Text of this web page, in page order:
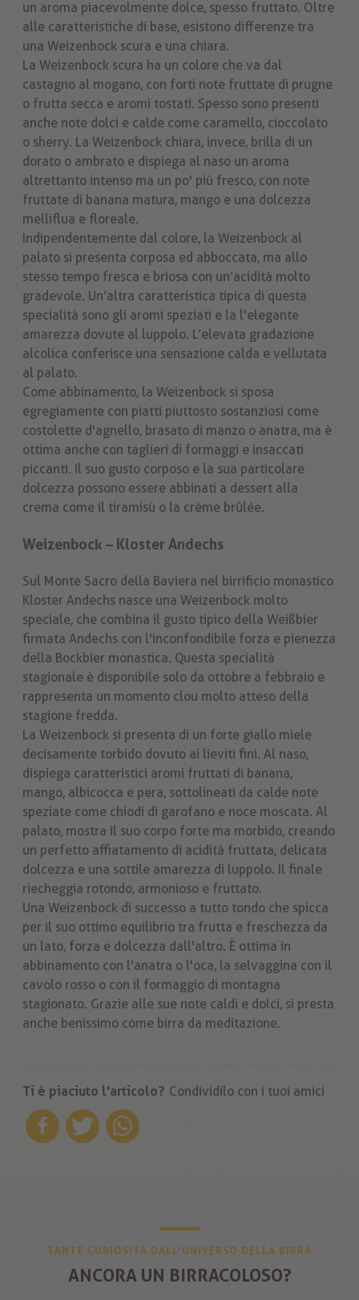
un aroma piacevolmente dolce, spesso fruttato. Oltre
alle caratteristiche di base, esistono differenze tra
una Weizenbock scura e una chiara.
La Weizenbock scura ha un colore che va dal
castagno al mogano, con forti note fruttate di prugne
o frutta secca e aromi tostati. Spesso sono presenti
anche note dolci e calde come caramello, cioccolato
o sherry. La Weizenbock chiara, invece, brilla di un
dorato o ambrato e dispiega al naso un aroma
altrettanto intenso ma un po' più fresco, con note
fruttate di banana matura, mango e una dolcezza
melliflua e floreale.
Indipendentemente dal colore, la Weizenbock al
palato si presenta corposa ed abboccata, ma allo
stesso tempo fresca e briosa con un’acidità molto
gradevole. Un’altra caratteristica tipica di questa
specialità sono gli aromi speziati e la l'elegante
amarezza dovute al luppolo. L’elevata gradazione
alcolica conferisce una sensazione calda e vellutata
al palato.
Come abbinamento, la Weizenbock si sposa
egregiamente con piatti piuttosto sostanziosi come
costolette d'agnello, brasato di manzo o anatra, ma è
ottima anche con taglieri di formaggi e insaccati
piccanti. Il suo gusto corposo e la sua particolare
dolcezza possono essere abbinati a dessert alla
crema come il tiramisù o la crème brûlée.
Weizenbock – Kloster Andechs
Sul Monte Sacro della Baviera nel birrificio monastico
Kloster Andechs nasce una Weizenbock molto
speciale, che combina il gusto tipico della Weißbier
firmata Andechs con l'inconfondibile forza e pienezza
della Bockbier monastica. Questa specialità
stagionale è disponibile solo da ottobre a febbraio e
rappresenta un momento clou molto atteso della
stagione fredda.
La Weizenbock si presenta di un forte giallo miele
decisamente torbido dovuto ai lieviti fini. Al naso,
dispiega caratteristici aromi fruttati di banana,
mango, albicocca e pera, sottolineati da calde note
speziate come chiodi di garofano e noce moscata. Al
palato, mostra il suo corpo forte ma morbido, creando
un perfetto affiatamento di acidità fruttata, delicata
dolcezza e una sottile amarezza di luppolo. Il finale
riecheggia rotondo, armonioso e fruttato.
Una Weizenbock di successo a tutto tondo che spicca
per il suo ottimo equilibrio tra frutta e freschezza da
un lato, forza e dolcezza dall'altro. È ottima in
abbinamento con l'anatra o l'oca, la selvaggina con il
cavolo rosso o con il formaggio di montagna
stagionato. Grazie alle sue note caldi e dolci, si presta
anche benissimo come birra da meditazione.
Ti è piaciuto l'articolo? Condividilo con i tuoi amici
TANTE CURIOSITÀ DALL’UNIVERSO DELLA BIRRA
ANCORA UN BIRRACOLOSO?